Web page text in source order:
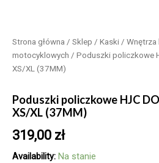
Strona główna / Sklep / Kaski / Wnętrza
motocyklowych / Poduszki policzkowe
XS/XL (37MM)
Poduszki policzkowe HJC
XS/XL (37MM)
319,00 zł
Availability: Na stanie